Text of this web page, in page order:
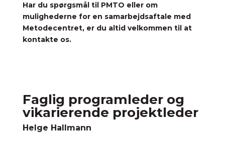
Har du spørgsmål til PMTO eller om
mulighederne for en samarbejdsaftale med
Metodecentret, er du altid velkommen til at
kontakte os.
Faglig programleder og
vikarierende projektleder
Helge Hallmann